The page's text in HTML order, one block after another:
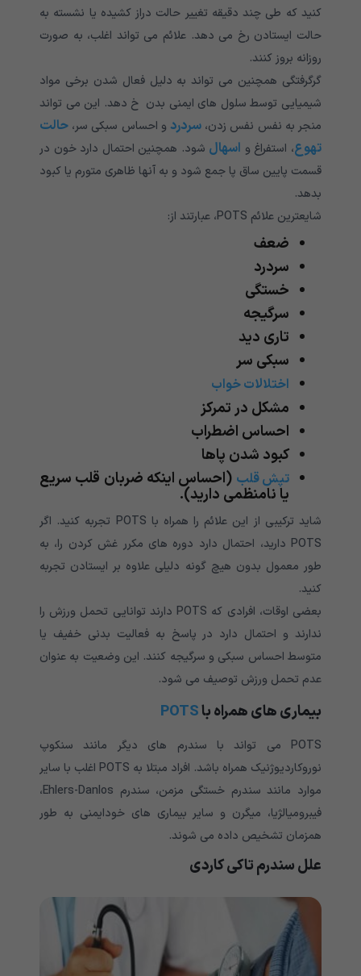
کنید که طی چند دقیقه تغییر حالت دراز کشیده یا نشسته به
حالت ایستادن رخ می دهد. علائم می تواند اغلب، به صورت
روزانه بروز کنند.
گرگرفتگی همچنین می تواند به دلیل فعال شدن برخی مواد
شیمیایی توسط سلول های ایمنی بدن خ دهد. این می تواند
منجر به نفس نفس زدن، سردرد و احساس سبکی سر، حالت
تهوع، استفراغ و اسهال شود. همچنین احتمال دارد خون در
قسمت پایین ساق پا جمع شود و به آنها ظاهری متورم یا کبود
بدهد.
شایعترین علائم
عبارتند از:
ضعف
سردرد
خستگی
سرگیجه
تاری دید
سبکی سر
اختلالات خواب
مشکل در تمرکز
احساس اضطراب
کبود شدن پاها
تپش قلب (احساس اینکه ضربان قلب سریع
یا نامنظمی دارید).
شاید ترکیبی از این علائم را همراه با تجربه کنید. اگر
POTS دارید، احتمال دارد دوره های مکرر غش کردن را، به
طور معمول بدون هیچ گونه دلیلی علاوه بر ایستادن تجربه
کنید.
بعضی اوقات، افرادی که
دارند توانایی تحمل ورزش را
ندارند و احتمال دارد در پاسخ به فعالیت بدنی خفیف یا
متوسط احساس سبکی و سرگیجه کنند. این وضعیت به عنوان
عدم تحمل ورزش توصیف می شود.
بیماری های همراهباPOTS
POTS
می تواند با سندرم های دیگر مانند سنکوپ
نوروکاردیوژنیک همراه باشد. افراد مبتلا به
اغلب با سایر
موارد مانند سندرم خستگی مزمن، سندرم
فیبرومیالژیا، میگرن و سایر بیماری های خودایمنی به طور
همزمان تشخیص داده می شوند.
علل سندرم تاکی کاردی